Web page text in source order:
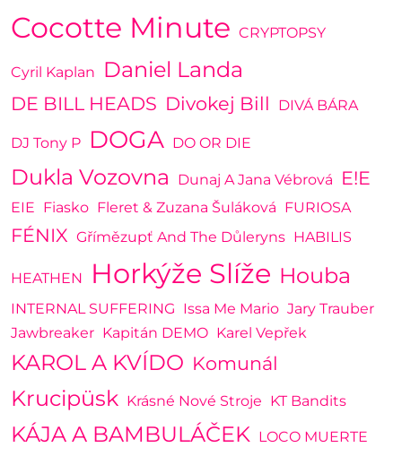
Cocotte Minute CRYPTOPSY
Cyril Kaplan Daniel Landa
DE BILL HEADS Divokej Bill DIVÁ BÁRA
DJ Tony P DOGA DO OR DIE
Dukla Vozovna Dunaj A Jana Vébrová E!E
EIE Fiasko Fleret & Zuzana Šuláková FURIOSA
FÉNIX Gřímězupť And The Důleryns HABILIS
HEATHEN Horkýže Slíže Houba
INTERNAL SUFFERING Issa Me Mario Jary Trauber
Jawbreaker Kapitán DEMO Karel Vepřek
KAROL A KVÍDO Komunál
Krucipüsk Krásné Nové Stroje KT Bandits
KÁJA A BAMBULÁČEK LOCO MUERTE